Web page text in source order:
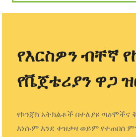
የእርስዎን ብቸኛ
የቬጀቴሪያን ዋጋ
የኮንጃክ አትክልቶች በተለያዩ ጣዕሞችና
እነሱም እንደ ቀዝቃዛ ወይም የተጠበሰ